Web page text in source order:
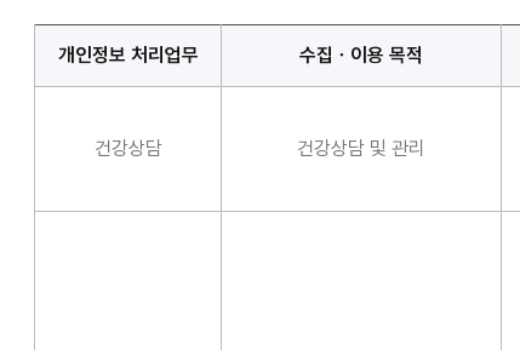
개인정보 처리업무 수집ㆍ이용 목적
건강상담 건강상담 및 관리